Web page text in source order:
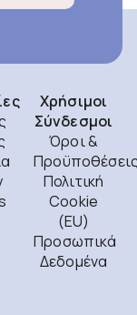
Χρήσιμοι
Σύνδεσμοι
Όροι &
Πολιτική
Cookie
(EU)
Προσωπικά
Δεδομένα